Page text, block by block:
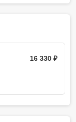
16 330 ₽